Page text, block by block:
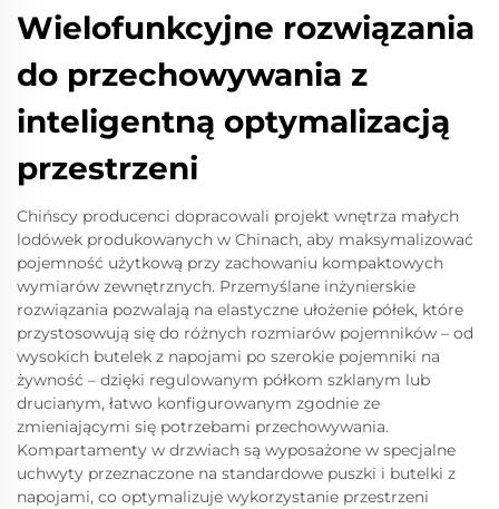
Wielofunkcyjne rozwiązania
do przechowywania z
inteligentną optymalizacją
przestrzeni
Chińscy producenci dopracowali projekt wnętrza małych
lodówek produkowanych w Chinach, aby maksymalizować
pojemność użytkową przy zachowaniu kompaktowych
wymiarów zewnętrznych. Przemyślane inżynierskie
rozwiązania pozwalają na elastyczne ułożenie półek, które
przystosowują się do różnych rozmiarów pojemników – od
wysokich butelek z napojami po szerokie pojemniki na
żywność – dzięki regulowanym półkom szklanym lub
drucianym, łatwo konfigurowanym zgodnie ze
zmieniającymi się potrzebami przechowywania.
Kompartamenty w drzwiach są wyposażone w specjalne
uchwyty przeznaczone na standardowe puszki i butelki z
napojami, co optymalizuje wykorzystanie przestrzeni